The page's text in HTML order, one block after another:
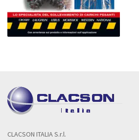
CLACSON ITALIA S.r.l.